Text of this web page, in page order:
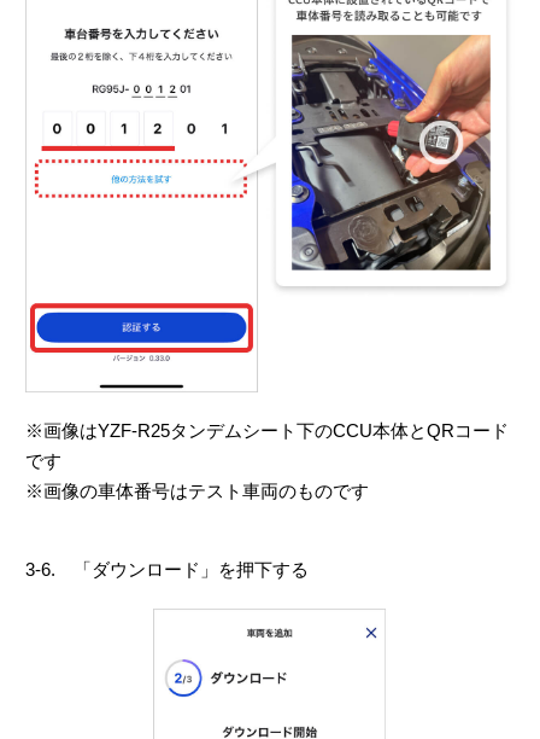
※画像はYZF-R25タンデムシート下のCCU本体とQRコード
です
※画像の車体番号はテスト車両のものです
3-6. 「ダウンロード」を押下する